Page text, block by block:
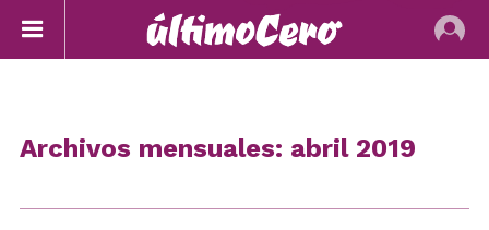
Archivos mensuales: abril 2019